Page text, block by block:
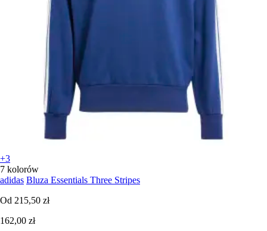
+3
7 kolorów
adidas Bluza Essentials Three Stripes
Od 215,50 zł
162,00 zł